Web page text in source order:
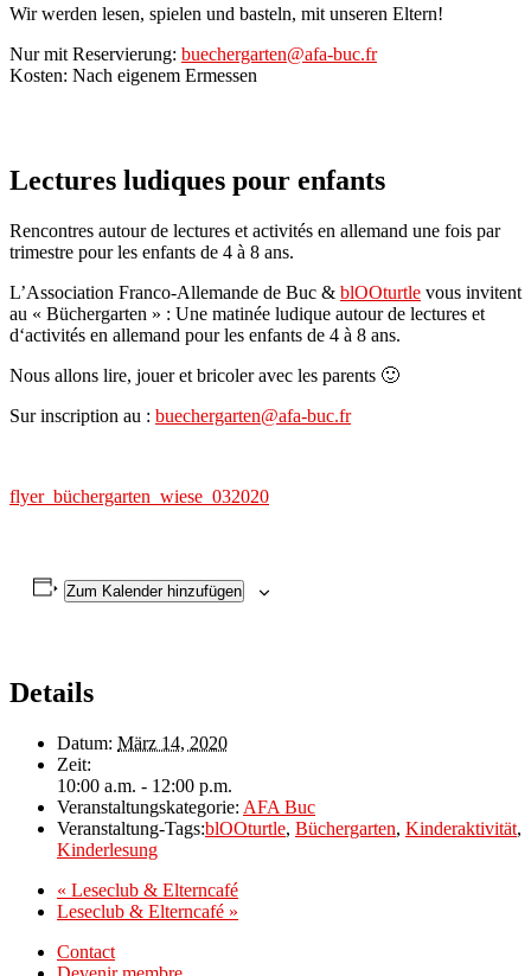
Wir werden lesen, spielen und basteln, mit unseren Eltern!
Nur mit Reservierung: buechergarten@afa-buc.fr
Kosten: Nach eigenem Ermessen
Lectures ludiques pour enfants
Rencontres autour de lectures et activités en allemand une fois par
trimestre pour les enfants de 4 à 8 ans.
L’Association Franco-Allemande de Buc & blOOturtle vous invitent
au « Büchergarten » : Une matinée ludique autour de lectures et
d‘activités en allemand pour les enfants de 4 à 8 ans.
Nous allons lire, jouer et bricoler avec les parents 🙂
Sur inscription au : buechergarten@afa-buc.fr
flyer_büchergarten_wiese_032020
Zum Kalender hinzufügen
Details
Datum: März 14, 2020
Zeit:
10:00 a.m. - 12:00 p.m.
Veranstaltungskategorie: AFA Buc
Veranstaltung-Tags:blOOturtle, Büchergarten, Kinderaktivität,
Kinderlesung
« Leseclub & Elterncafé
Leseclub & Elterncafé »
Contact